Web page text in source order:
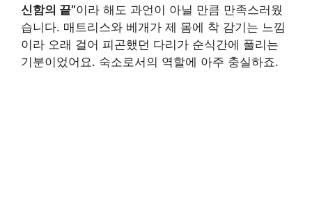
신함의 끝”이라 해도 과언이 아닐 만큼 만족스러웠
습니다. 매트리스와 베개가 제 몸에 착 감기는 느낌
이라 오래 걸어 피곤했던 다리가 순식간에 풀리는
기분이었어요. 숙소로서의 역할에 아주 충실하죠.